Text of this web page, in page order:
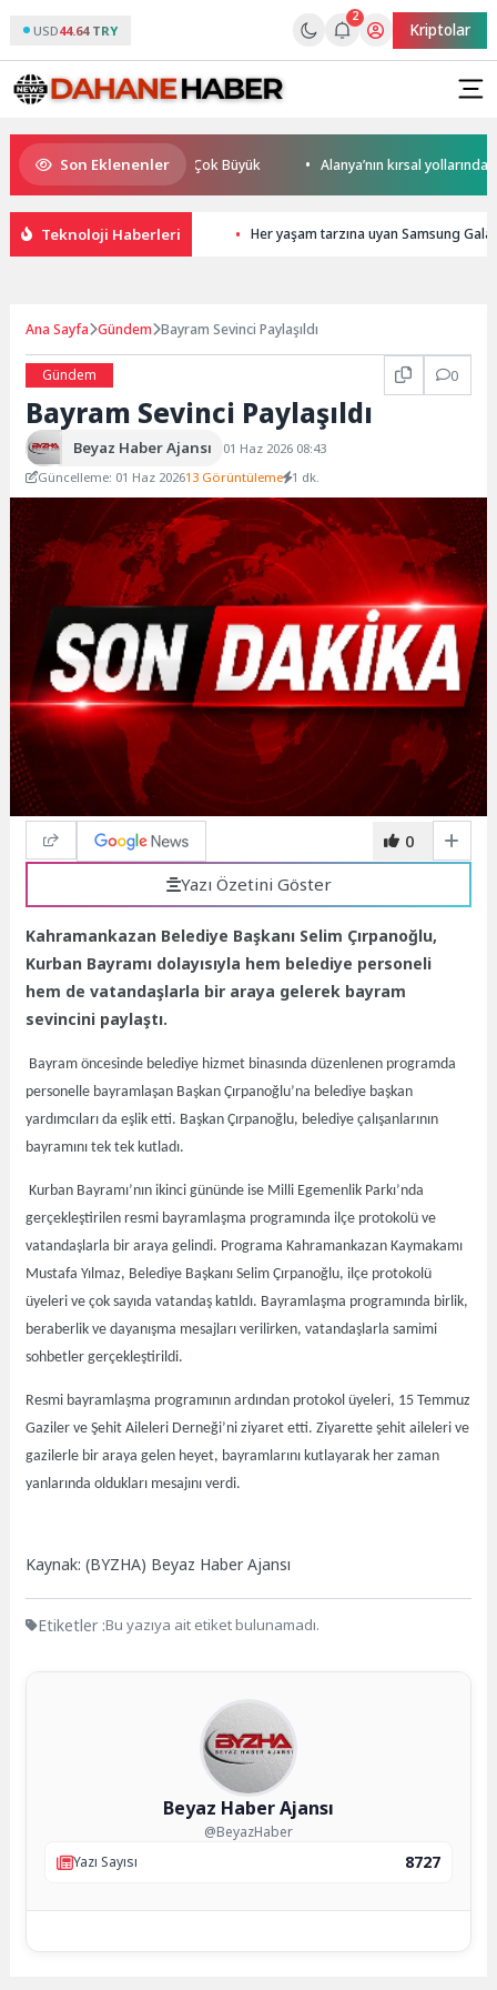
USD44.64 TRY
2
Kriptolar
Son Eklenenler
Rekabet Potansiyeli Çok Büyük Alanya’nın kırsal yollarında
Teknoloji Haberleri Her yaşam tarzına uyan Samsung
Ana Sayfa Gündem Bayram Sevinci Paylaşıldı
Gündem 0
Bayram Sevinci Paylaşıldı
Beyaz Haber Ajansı
01 Haz 2026 08:43
Güncelleme: 01 Haz 202613 Görüntüleme 1 dk.
0
Yazı Özetini Göster
Kahramankazan Belediye Başkanı Selim Çırpanoğlu,
Kurban Bayramı dolayısıyla hem belediye personeli
hem de vatandaşlarla bir araya gelerek bayram
sevincini paylaştı.
Bayram öncesinde belediye hizmet binasında düzenlenen programda
personelle bayramlaşan Başkan Çırpanoğlu’na belediye başkan
yardımcıları da eşlik etti. Başkan Çırpanoğlu, belediye çalışanlarının
bayramını tek tek kutladı.
Kurban Bayramı’nın ikinci gününde ise Milli Egemenlik Parkı’nda
gerçekleştirilen resmi bayramlaşma programında ilçe protokolü ve
vatandaşlarla bir araya gelindi. Programa Kahramankazan Kaymakamı
Mustafa Yılmaz, Belediye Başkanı Selim Çırpanoğlu, ilçe protokolü
üyeleri ve çok sayıda vatandaş katıldı. Bayramlaşma programında birlik,
beraberlik ve dayanışma mesajları verilirken, vatandaşlarla samimi
sohbetler gerçekleştirildi.
Resmi bayramlaşma programının ardından protokol üyeleri, 15 Temmuz
Gaziler ve Şehit Aileleri Derneği’ni ziyaret etti. Ziyarette şehit aileleri ve
gazilerle bir araya gelen heyet, bayramlarını kutlayarak her zaman
yanlarında oldukları mesajını verdi.
Kaynak: (BYZHA) Beyaz Haber Ajansı
Etiketler :Bu yazıya ait etiket bulunamadı.
Beyaz Haber Ajansı
@BeyazHaber
Yazı Sayısı
8727